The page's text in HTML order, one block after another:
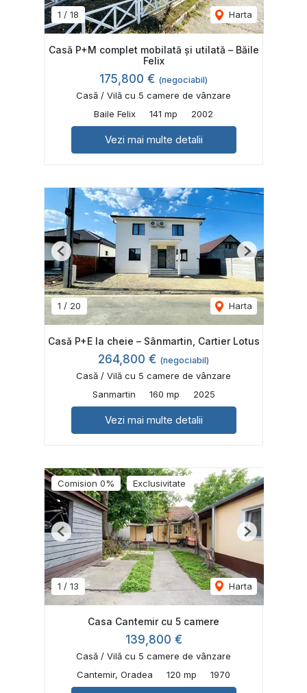
1 / 18 Harta
Casă P+M complet mobilată și utilată – Băile
Felix
175,800 € (negociabil)
Casă / Vilă cu 5 camere de vânzare
Baile Felix
141 mp 2002
Vezi mai multe detalii
1 / 20 Harta
Previous Next
Casă P+E la cheie – Sânmartin, Cartier Lotus
264,800 € (negociabil)
Casă / Vilă cu 5 camere de vânzare
Sanmartin
160 mp 2025
Vezi mai multe detalii
Comision 0% Exclusivitate
1 / 13 Harta
Previous Next
Casa Cantemir cu 5 camere
139,800 €
Casă / Vilă cu 5 camere de vânzare
Cantemir, Oradea
120 mp 1970